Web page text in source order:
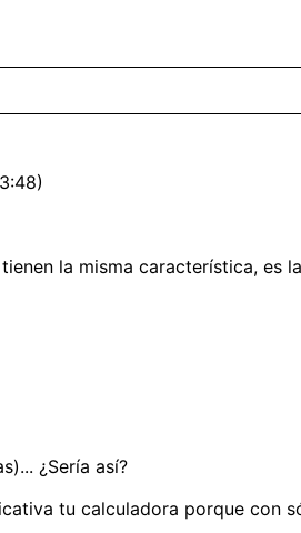
la misma característica, es
¿Sería así?
tu calculadora porque con